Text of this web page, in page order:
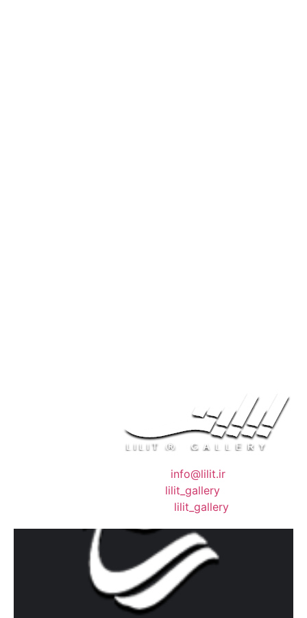
info@lilit.ir
lilit_gallery
lilit_gallery